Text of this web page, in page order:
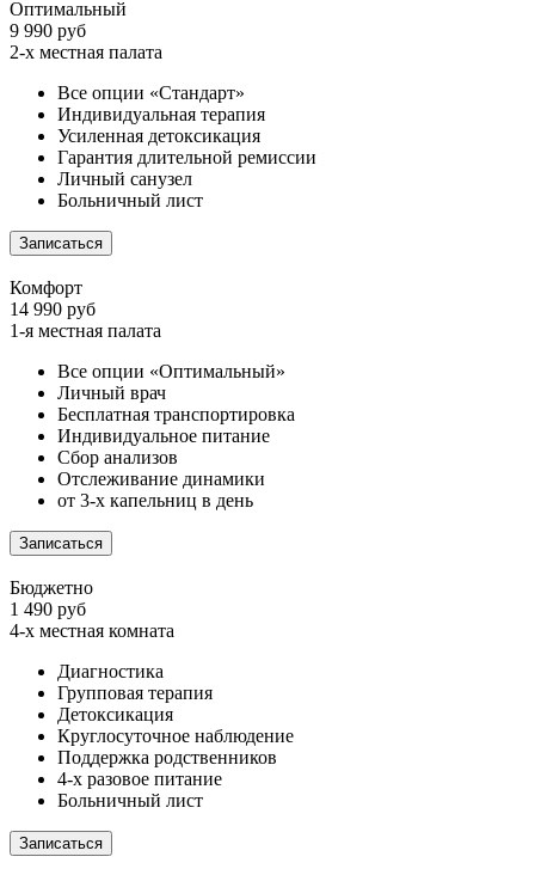
Оптимальный
9 990 руб
2-х местная палата
Все опции «Стандарт»
Индивидуальная терапия
Усиленная детоксикация
Гарантия длительной ремиссии
Личный санузел
Больничный лист
Записаться
Комфорт
14 990 руб
1-я местная палата
Все опции «Оптимальный»
Личный врач
Бесплатная транспортировка
Индивидуальное питание
Сбор анализов
Отслеживание динамики
от 3-х капельниц в день
Записаться
Бюджетно
1 490 руб
4-х местная комната
Диагностика
Групповая терапия
Детоксикация
Круглосуточное наблюдение
Поддержка родственников
4-х разовое питание
Больничный лист
Записаться